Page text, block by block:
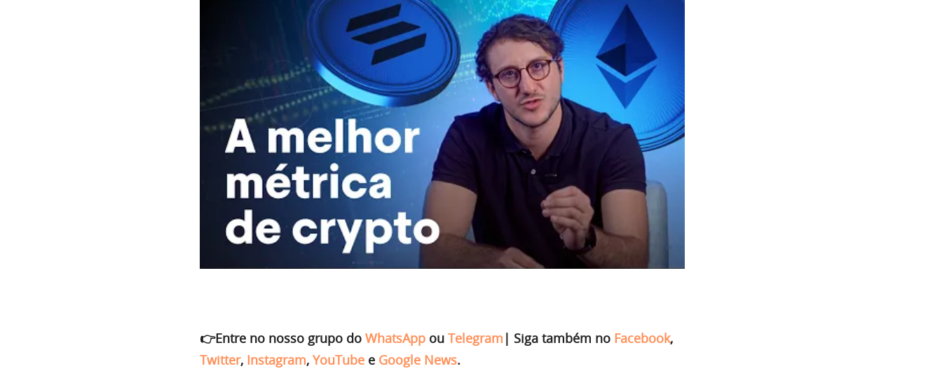
👉Entre no nosso grupo do WhatsApp ou Telegram | Siga também no Facebook,
Twitter, Instagram, YouTube e Google News.